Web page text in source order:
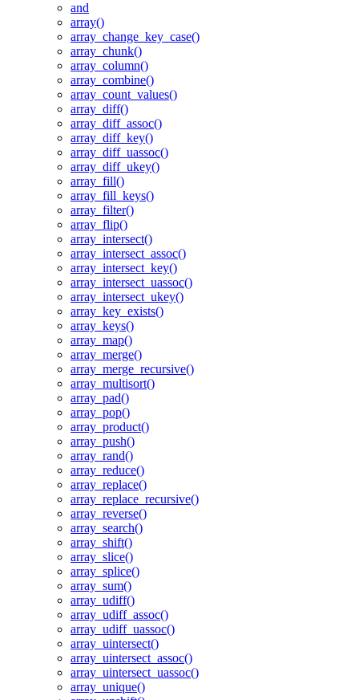
and
array()
array_change_key_case()
array_chunk()
array_column()
array_combine()
array_count_values()
array_diff()
array_diff_assoc()
array_diff_key()
array_diff_uassoc()
array_diff_ukey()
array_fill()
array_fill_keys()
array_filter()
array_flip()
array_intersect()
array_intersect_assoc()
array_intersect_key()
array_intersect_uassoc()
array_intersect_ukey()
array_key_exists()
array_keys()
array_map()
array_merge()
array_merge_recursive()
array_multisort()
array_pad()
array_pop()
array_product()
array_push()
array_rand()
array_reduce()
array_replace()
array_replace_recursive()
array_reverse()
array_search()
array_shift()
array_slice()
array_splice()
array_sum()
array_udiff()
array_udiff_assoc()
array_udiff_uassoc()
array_uintersect()
array_uintersect_assoc()
array_uintersect_uassoc()
array_unique()